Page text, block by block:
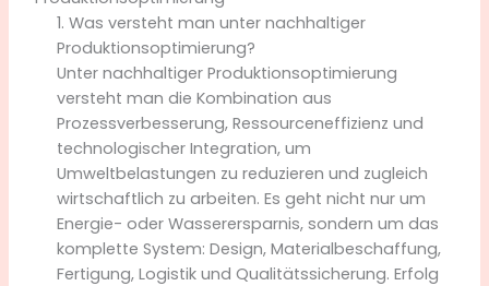
1. Was versteht man unter nachhaltiger
Produktionsoptimierung?
Unter nachhaltiger Produktionsoptimierung
versteht man die Kombination aus
Prozessverbesserung, Ressourceneffizienz und
technologischer Integration, um
Umweltbelastungen zu reduzieren und zugleich
wirtschaftlich zu arbeiten. Es geht nicht nur um
Energie- oder Wasserersparnis, sondern um das
komplette System: Design, Materialbeschaffung,
Fertigung, Logistik und Qualitätssicherung. Erfolg